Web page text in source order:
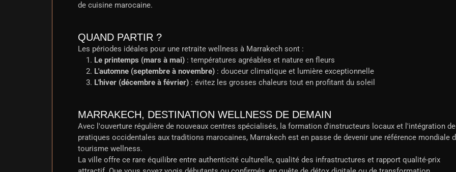
de cuisine marocaine.
QUAND PARTIR ?
Les périodes idéales pour une retraite wellness à Marrakech sont :
Le printemps (mars à mai) : températures agréables et nature en fleurs
L'automne (septembre à novembre) : douceur climatique et lumière exceptionnelle
L'hiver (décembre à février) : évitez les grosses chaleurs tout en profitant du soleil
MARRAKECH, DESTINATION WELLNESS DE DEMAIN
Avec l'ouverture régulière de nouveaux centres spécialisés, la formation d'instructeurs locaux et l'intégration
pratiques occidentales aux traditions marocaines, Marrakech est en passe de devenir une référence mondiale
tourisme wellness.
La ville offre ce rare équilibre entre authenticité culturelle, qualité des infrastructures et rapport qualité-prix